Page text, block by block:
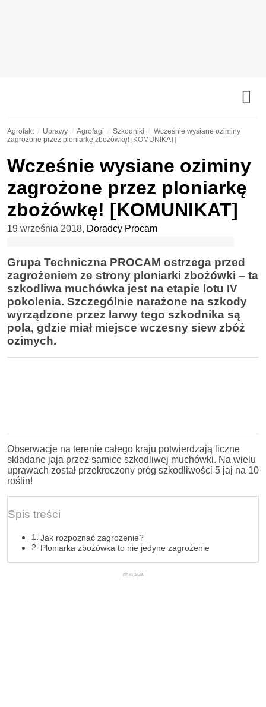
Agrofakt Uprawy Agrofagi Szkodniki
Wcześnie wysiane oziminy
zagrożone przez ploniarkę zbożówkę! [KOMUNIKAT]
Wcześnie wysiane oziminy
zagrożone przez ploniarkę
zbożówkę! [KOMUNIKAT]
19 września 2018, Doradcy Procam
Grupa Techniczna PROCAM ostrzega przed
zagrożeniem ze strony ploniarki zbożówki – ta
szkodliwa muchówka jest na etapie lotu IV
pokolenia. Szczególnie narażone na szkody
wyrządzone przez larwy tego szkodnika są
pola, gdzie miał miejsce wczesny siew zbóż
ozimych.
Obserwacje na terenie całego kraju potwierdzają liczne
składane jaja przez samice szkodliwej muchówki. Na wielu
uprawach został przekroczony próg szkodliwości 5 jaj na 10
roślin!
Spis treści
Jak rozpoznać zagrożenie?
Ploniarka zbożówka to nie jedyne zagrożenie
REKLAMA